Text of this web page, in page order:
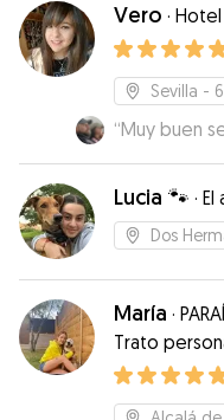
Vero · Hotel
Sevilla -
“Muy buen
Lucia 🐾 · El
Dos
María ·
Trato